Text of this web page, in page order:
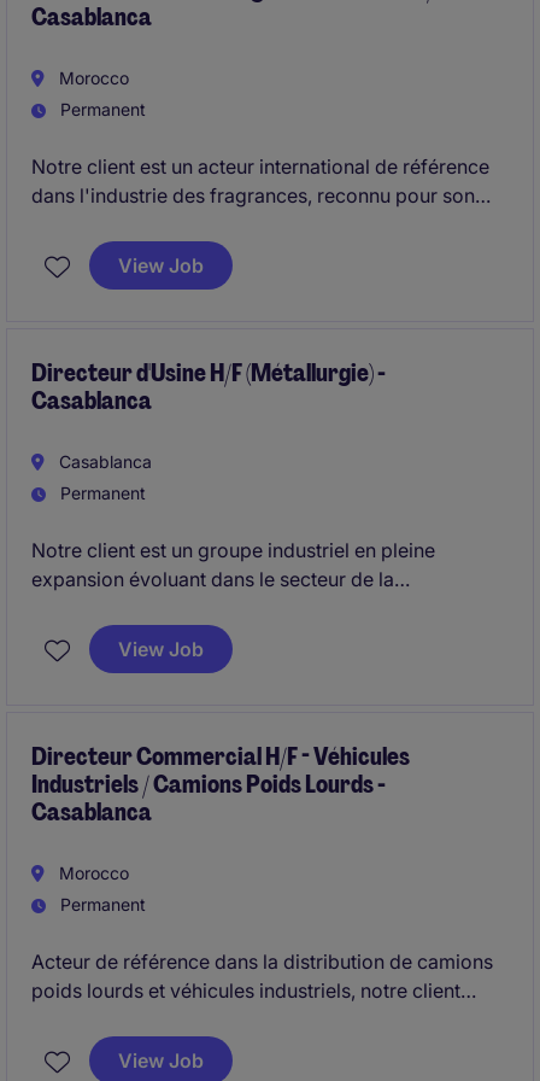
Aftermarket (IAM & OES), un axe de croissance
Casablanca
Morocco
Permanent
Notre client est un acteur international de référence
dans l'industrie des fragrances, reconnu pour son
solutions. Dans le cadre de son développement en
Afrique du Nord et de l'Ouest, il recrute un(e) Lab
View Job
Directeur d'Usine H/F (Métallurgie) -
Casablanca
Casablanca
Permanent
Notre client est un groupe industriel en pleine
expansion évoluant dans le secteur de la
d'une phase stratégique de structuration et de
développement, nous recrutons pour son compte
View Job
Directeur Commercial H/F - Véhicules
Industriels / Camions Poids Lourds -
Casablanca
Morocco
Permanent
Acteur de référence dans la distribution de camions
poids lourds et véhicules industriels, notre client
reconnues, couvrant des solutions adaptées aux
View Job